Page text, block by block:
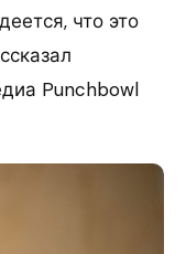
что это
Punchbowl